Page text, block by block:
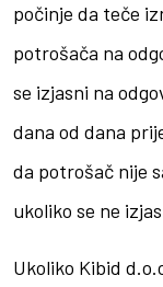
počinje da teče
potrošača na
se izjasni na
dana od dana
da potrošač nije
ukoliko se ne
Ukoliko Kibid